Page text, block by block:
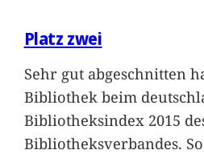
Platz zwei
Sehr gut abgeschnitten
Bibliothek beim
Bibliotheksindex 2015
Bibliotheksverbandes. So